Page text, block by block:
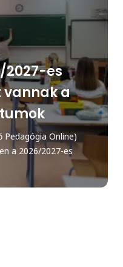
2027-es
vannak a
Pedagógia Online)
a 2026/2027-es